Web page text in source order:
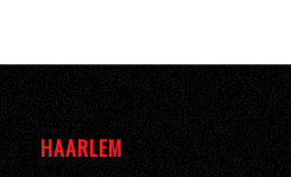
HAARLEM